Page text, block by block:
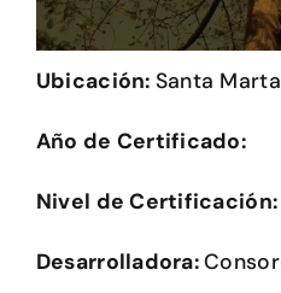
Herramientas
Credenciales
Plataforma CASA
Ubicación: Santa Marta
Año de Certificado:
Nivel de Certificación:
Desarrolladora: